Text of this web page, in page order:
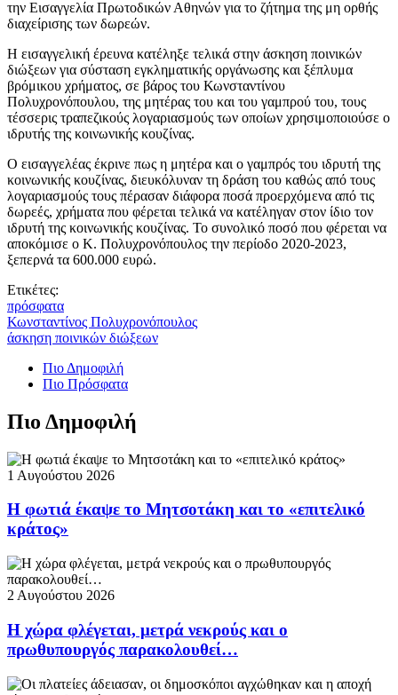
την Εισαγγελία Πρωτοδικών Αθηνών για το ζήτημα της μη ορθής
διαχείρισης των δωρεών.
Η εισαγγελική έρευνα κατέληξε τελικά στην άσκηση ποινικών
διώξεων για σύσταση εγκληματικής οργάνωσης και ξέπλυμα
βρόμικου χρήματος, σε βάρος του Κωνσταντίνου
Πολυχρονόπουλου, της μητέρας του και του γαμπρού του, τους
τέσσερις τραπεζικούς λογαριασμούς των οποίων χρησιμοποιούσε ο
ιδρυτής της κοινωνικής κουζίνας.
Ο εισαγγελέας έκρινε πως η μητέρα και ο γαμπρός του ιδρυτή της
κοινωνικής κουζίνας, διευκόλυναν τη δράση του καθώς από τους
λογαριασμούς τους πέρασαν διάφορα ποσά προερχόμενα από τις
δωρεές, χρήματα που φέρεται τελικά να κατέληγαν στον ίδιο τον
ιδρυτή της κοινωνικής κουζίνας. Το συνολικό ποσό που φέρεται να
αποκόμισε ο Κ. Πολυχρονόπουλος την περίοδο 2020-2023,
ξεπερνά τα 600.000 ευρώ.
Ετικέτες:
πρόσφατα
Κωνσταντίνος Πολυχρονόπουλος
άσκηση ποινικών διώξεων
Πιο Δημοφιλή
Πιο Πρόσφατα
Πιο Δημοφιλή
1 Αυγούστου 2026
Η φωτιά έκαψε το Μητσοτάκη και το «επιτελικό
κράτος»
2 Αυγούστου 2026
Η χώρα φλέγεται, μετρά νεκρούς και ο
πρωθυπουργός παρακολουθεί…